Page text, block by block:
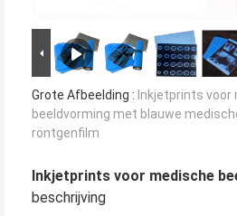
Grote Afbeelding : Inkjetprints voor
beeldvorming met blauwe
röntgenfilm
Inkjetprints voor medische
beschrijving